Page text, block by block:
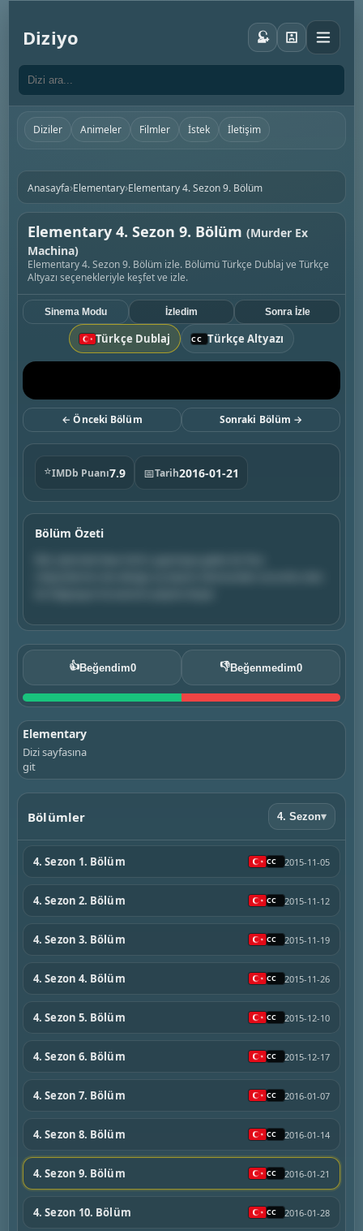
Diziyo
Diziler Animeler Filmler İstek İletişim
Anasayfa›Elementary›Elementary 4. Sezon 9. Bölüm
Elementary 4. Sezon 9. Bölüm (Murder Ex
Machina)
Elementary 4. Sezon 9. Bölüm izle. Bölümü Türkçe Dublaj ve Türkçe
Altyazı seçenekleriyle keşfet ve izle.
Türkçe Dublaj Türkçe Altyazı
Sinema Modu İzledim Sonra İzle
← Önceki Bölüm Sonraki Bölüm →
⭐IMDb Puanı7.9 📅Tarih2016-01-21
Bölüm Özeti
👍Beğendim0 👎Beğenmedim0
Elementary
Dizi sayfasına
git
Bölümler 4. Sezon▾
4. Sezon 1. Bölüm 2015-11-05
4. Sezon 2. Bölüm 2015-11-12
4. Sezon 3. Bölüm 2015-11-19
4. Sezon 4. Bölüm 2015-11-26
4. Sezon 5. Bölüm 2015-12-10
4. Sezon 6. Bölüm 2015-12-17
4. Sezon 7. Bölüm 2016-01-07
4. Sezon 8. Bölüm 2016-01-14
4. Sezon 9. Bölüm 2016-01-21
4. Sezon 10. Bölüm 2016-01-28